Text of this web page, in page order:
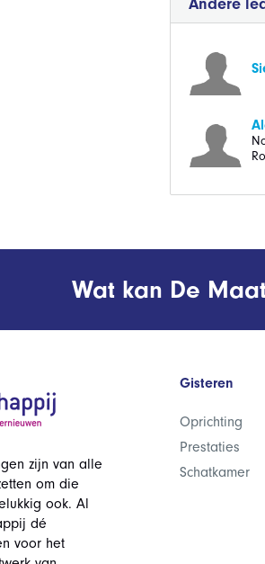
Andere
Wat kan De
zijn van alle
om die
ook. Al
dé
voor het
Gisteren
Oprichting
Prestaties
Schatkamer